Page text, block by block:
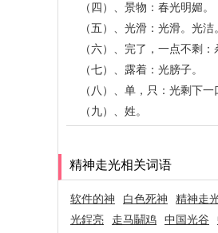
（四）、景物：春光明媚。
（五）、光滑：光滑。光洁
（六）、完了，一点不剩：
（七）、露着：光膀子。
（八）、单，只：光剩下一
（九）、姓。
精神走光相关词语
软件的神 白色死神 精神走
光鋥亮
走马鬭鸡 中国光谷